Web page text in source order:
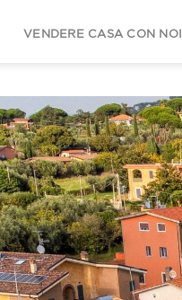
VENDERE CASA CON NOI